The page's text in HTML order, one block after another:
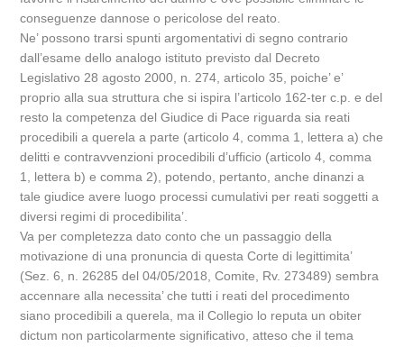
conseguenze dannose o pericolose del reato.
Ne’ possono trarsi spunti argomentativi di segno contrario
dall’esame dello analogo istituto previsto dal Decreto
Legislativo 28 agosto 2000, n. 274, articolo 35, poiche’ e’
proprio alla sua struttura che si ispira l’articolo 162-ter c.p. e del
resto la competenza del Giudice di Pace riguarda sia reati
procedibili a querela a parte (articolo 4, comma 1, lettera a) che
delitti e contravvenzioni procedibili d’ufficio (articolo 4, comma
1, lettera b) e comma 2), potendo, pertanto, anche dinanzi a
tale giudice avere luogo processi cumulativi per reati soggetti a
diversi regimi di procedibilita’.
Va per completezza dato conto che un passaggio della
motivazione di una pronuncia di questa Corte di legittimita’
(Sez. 6, n. 26285 del 04/05/2018, Comite, Rv. 273489) sembra
accennare alla necessita’ che tutti i reati del procedimento
siano procedibili a querela, ma il Collegio lo reputa un obiter
dictum non particolarmente significativo, atteso che il tema